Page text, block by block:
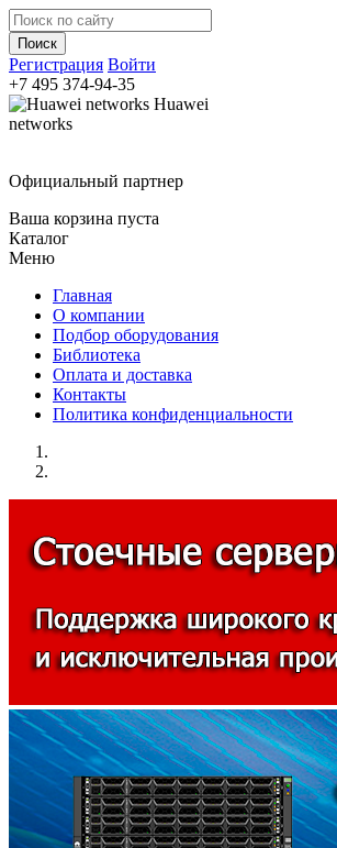
Регистрация Войти
+7 495 374-94-35
Huawei
networks
Официальный партнер
Ваша корзина пуста
Каталог
Меню
Главная
О компании
Подбор оборудования
Библиотека
Оплата и доставка
Контакты
Политика конфиденциальности